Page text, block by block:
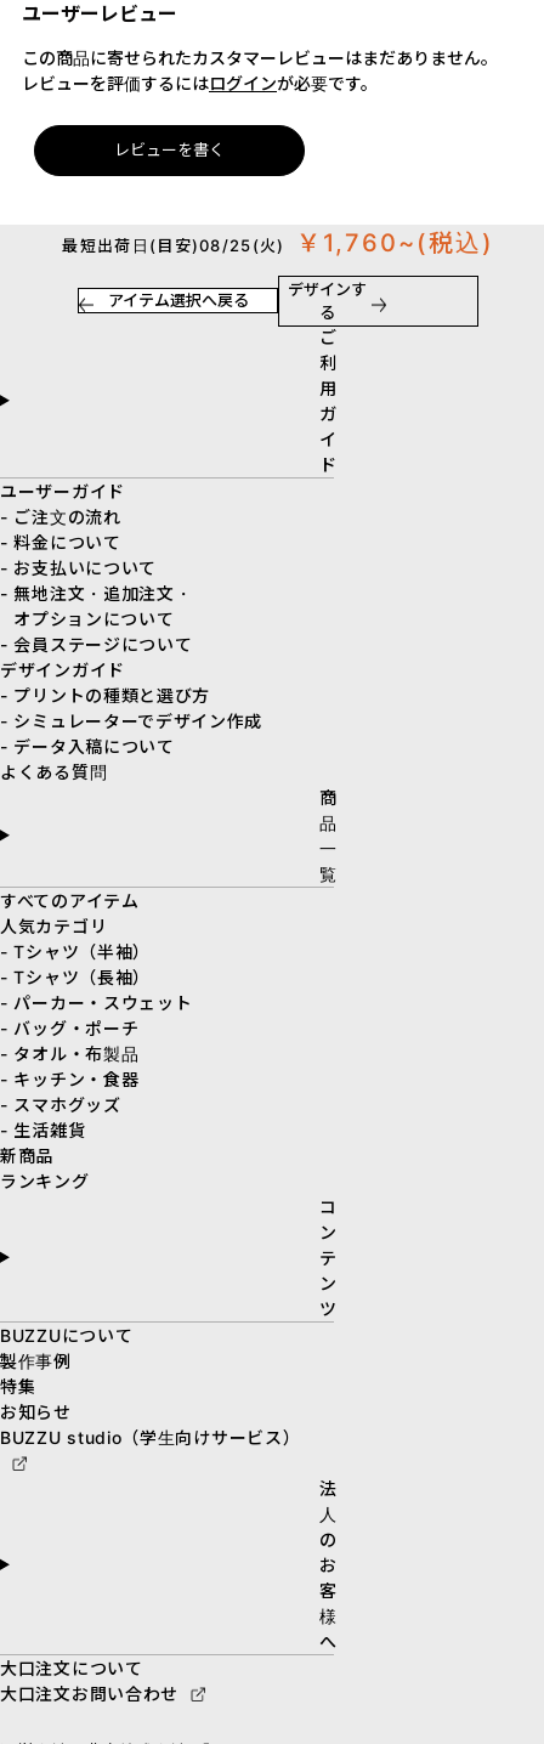
ユーザーレビュー
この商品に寄せられたカスタマーレビューはまだありません。
レビューを評価するにはログインが必要です。
レビューを書く
最短出荷日(目安)08/25(火) ￥1,760~ (税込)
アイテム選択へ戻る
デザインす
る
ご
利
用
ガ
イ
ド
ユーザーガイド
- ご注文の流れ
- 料金について
- お支払いについて
- 無地注文・追加注文・
オプションについて
- 会員ステージについて
デザインガイド
- プリントの種類と選び方
- シミュレーターでデザイン作成
- データ入稿について
よくある質問
商
品
一
覧
すべてのアイテム
人気カテゴリ
- Tシャツ（半袖）
- Tシャツ（長袖）
- パーカー・スウェット
- バッグ・ポーチ
- タオル・布製品
- キッチン・食器
- スマホグッズ
- 生活雑貨
新商品
ランキング
コ
ン
テ
ン
ツ
BUZZUについて
製作事例
特集
お知らせ
BUZZU studio（学生向けサービス）
法
人
の
お
客
様
へ
大口注文について
大口注文お問い合わせ